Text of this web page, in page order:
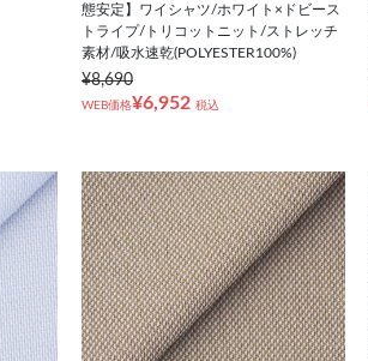
態安定】ワイシャツ/ホワイト×ドビース
トライプ/トリコットニット/ストレッチ
素材/吸水速乾(POLYESTER100%)
¥8,690
WEB価格¥6,952 税込